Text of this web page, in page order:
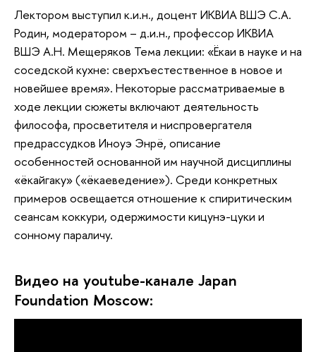
Лектором выступил к.и.н., доцент ИКВИА ВШЭ С.А.
Родин, модератором – д.и.н., профессор ИКВИА
ВШЭ А.Н. Мещеряков Тема лекции: «Ёкаи в науке и на
соседской кухне: сверхъестественное в новое и
новейшее время». Некоторые рассматриваемые в
ходе лекции сюжеты включают деятельность
философа, просветителя и ниспровергателя
предрассудков Иноуэ Энрё, описание
особенностей основанной им научной дисциплины
«ёкайгаку» («ёкаеведение»). Среди конкретных
примеров освещается отношение к спиритическим
сеансам коккури, одержимости кицунэ-цуки и
сонному параличу.
Видео на youtube-канале Japan
Foundation Moscow: